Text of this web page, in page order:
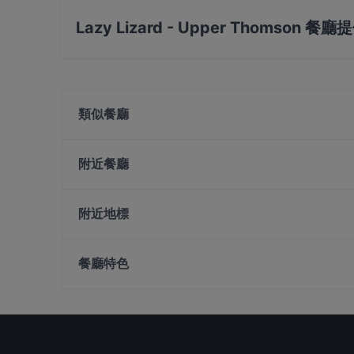
Lazy Lizard - Upper Thomson 餐廳提
類似餐廳
Casuarina Bistro
AL Zouq Restaurant
附近餐廳
JU Signatures
Ju Fu Mala Kitchen 聚福川湘食府
附近地標
餐廳特色
在 新加坡 的 親子友善餐廳